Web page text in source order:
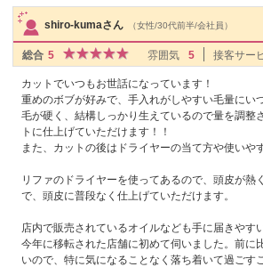
サロンPick Up
shiro-kumaさん
（女性/30代前半/会社員）
総合 5 雰囲気 5 接客サー
カットでいつもお世話になっています！
重めのボブが好みで、手入れがしやすい毛量にい
毛が硬く、結構しっかり生えているので量を調整
トに仕上げていただけます！！
また、カットの後はドライヤーの当て方や使いや
リファのドライヤーを使ってあるので、頭皮が
で、頭皮に普段なく仕上げていただけます。
店内で販売されているオイルなども手に届きやす
今年に移転された店舗に初めて伺いました。前
いので、特に気になることなく落ち着いて過ごす